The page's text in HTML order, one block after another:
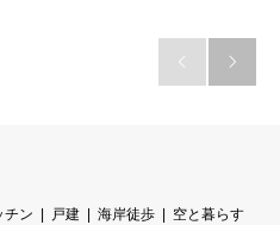
 
チン 戸建 海岸徒歩
空と暮らす